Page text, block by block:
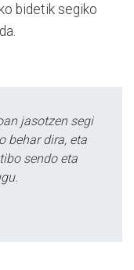
bidetik segiko
jasotzen segi
behar dira, eta
sendo eta